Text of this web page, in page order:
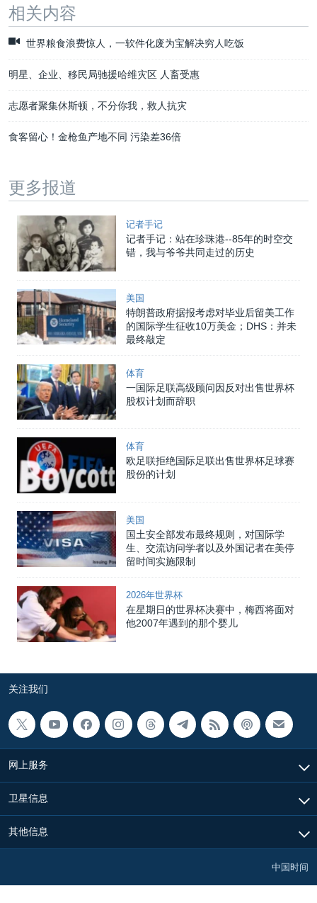
相关内容
世界粮食浪费惊人，一软件化废为宝解决穷人吃饭
明星、企业、移民局驰援哈维灾区 人畜受惠
志愿者聚集休斯顿，不分你我，救人抗灾
食客留心！金枪鱼产地不同 污染差36倍
更多报道
记者手记
记者手记：站在珍珠港--85年的时空交
错，我与爷爷共同走过的历史
美国
特朗普政府据报考虑对毕业后留美工作
的国际学生征收10万美金；DHS：并未
最终敲定
体育
一国际足联高级顾问因反对出售世界杯
股权计划而辞职
体育
欧足联拒绝国际足联出售世界杯足球赛
股份的计划
美国
国土安全部发布最终规则，对国际学
生、交流访问学者以及外国记者在美停
留时间实施限制
2026年世界杯
在星期日的世界杯决赛中，梅西将面对
他2007年遇到的那个婴儿
关注我们
网上服务
卫星信息
其他信息
中国时间